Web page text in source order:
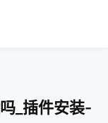
_插件安装-